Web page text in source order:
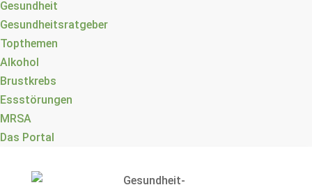
Gesundheit
Gesundheitsratgeber
Topthemen
Alkohol
Brustkrebs
Essstörungen
MRSA
Das Portal